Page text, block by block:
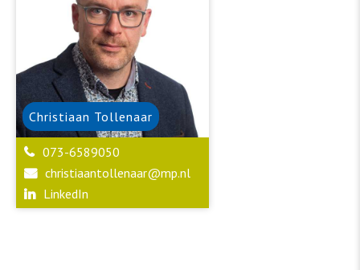
Christiaan Tollenaar
073-6589050
christiaantollenaar@mp.nl
LinkedIn